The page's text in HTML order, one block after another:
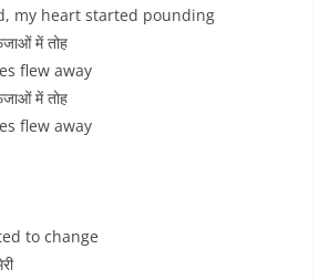
my heart started pounding
में तोह
flew away
में तोह
flew away
to change